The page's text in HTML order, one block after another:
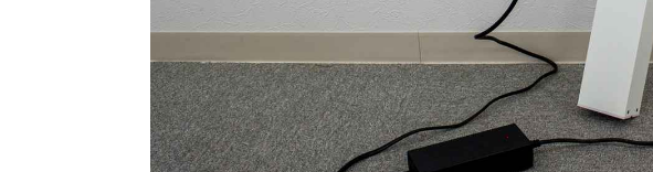
HOME
EV
電動バイク